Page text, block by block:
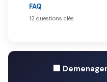
FAQ
12 questions clés
🏢